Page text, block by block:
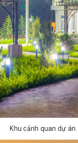
Khu cảnh quan dự án